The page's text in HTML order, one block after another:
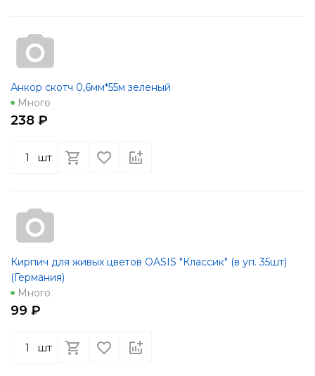
Анкор скотч 0,6мм*55м зеленый
Много
238 ₽
шт
Кирпич для живых цветов OASIS "Классик" (в уп. 35шт)
(Германия)
Много
99 ₽
шт